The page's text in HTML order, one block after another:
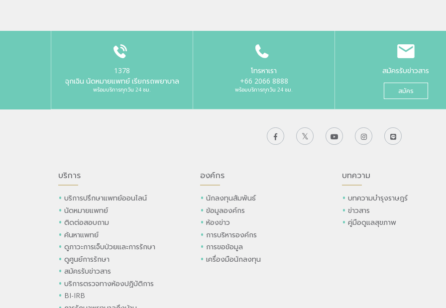
1378
ฉุกเฉิน นัดหมายแพทย์ เรียกรถพยาบาล
พร้อมบริการทุกวัน 24 ชม.
โทรหาเรา
+66 2066 8888
พร้อมบริการทุกวัน 24 ชม.
สมัครรับข่าวสาร
สมัคร
บริการ
บริการปรึกษาแพทย์ออนไลน์
นัดหมายแพทย์
ติดต่อสอบถาม
ค้นหาแพทย์
ดูภาวะการเจ็บป่วยและการรักษา
ดูศูนย์การรักษา
สมัครรับข่าวสาร
บริการตรวจทางห้องปฏิบัติการ
BI-IRB
องค์กร
นักลงทุนสัมพันธ์
ข้อมูลองค์กร
ห้องข่าว
การบริหารองค์กร
การขอข้อมูล
เครื่องมือนักลงทุน
บทความ
บทความบำรุงราษฎร์
ข่าวสาร
คู่มือดูแลสุขภาพ